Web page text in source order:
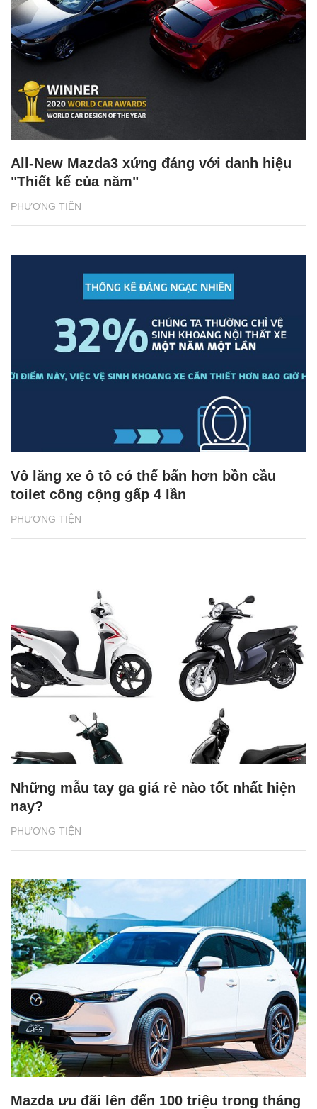
PHƯƠNG TIỆN
All-New Mazda3 xứng đáng với danh hiệu
"Thiết kế của năm"
PHƯƠNG TIỆN
Vô lăng xe ô tô có thể bẩn hơn bồn cầu
toilet công cộng gấp 4 lần
PHƯƠNG TIỆN
Những mẫu tay ga giá rẻ nào tốt nhất hiện
nay?
Mazda ưu đãi lên đến 100 triệu trong tháng